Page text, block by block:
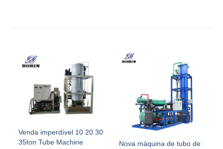
Venda imperdível 10 20 30
35ton Tube Machine
Nova máquina de tubo de